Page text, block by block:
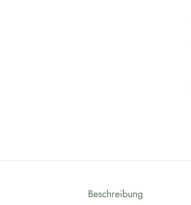
Beschreibung